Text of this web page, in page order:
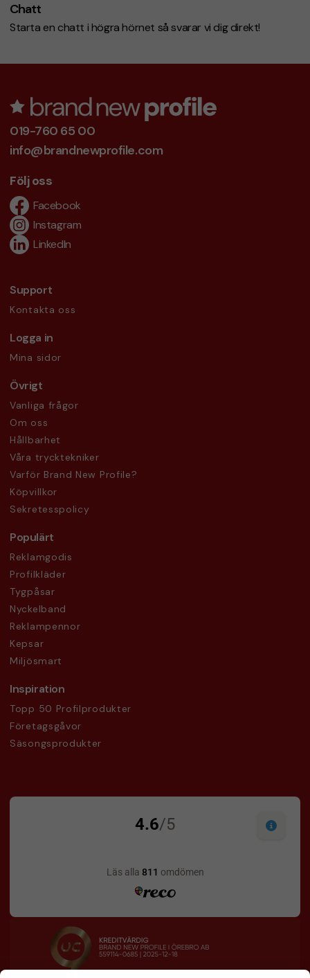
Chatt
Starta en chatt i högra hörnet så svarar vi dig direkt!
019-760 65 00
info@brandnewprofile.com
Följ oss
Facebook
Instagram
LinkedIn
Support
Kontakta oss
Logga in
Mina sidor
Övrigt
Vanliga frågor
Om oss
Hållbarhet
Våra trycktekniker
Varför Brand New Profile?
Köpvillkor
Sekretesspolicy
Populärt
Reklamgodis
Profilkläder
Tygpåsar
Nyckelband
Reklampennor
Kepsar
Miljösmart
Inspiration
Topp 50 Profilprodukter
Företagsgåvor
Säsongsprodukter